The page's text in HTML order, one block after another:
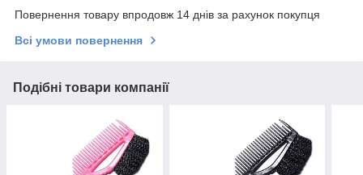
Повернення товару впродовж 14 днів за рахунок покупця
Всі умови повернення
Подібні товари компанії